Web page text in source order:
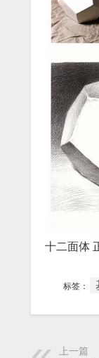
十二面体
标签：
上一篇